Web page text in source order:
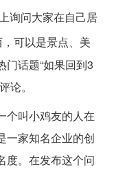
询问大家在自己居
可以是景点、美
话题“如果回到3
论。
个叫小鸡友的人在
一家知名企业的创
度。在发布这个问